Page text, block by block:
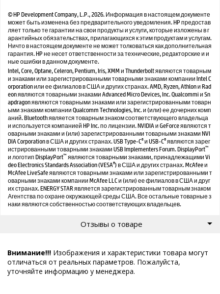
© HP Development Company, L.P., 2026. Информация в настоящем документе
может быть изменена без предварительного уведомления. HP предостав
ляет только те гарантии на свои продукты и услуги, которые изложены в г
арантийных обязательствах, прилагающихся к этим продуктам и услугам.
Ничто в настоящем документе не может толковаться как дополнительная
гарантия. HP не несет ответственности за технические, редакторские и и
ные ошибки в данном документе.
Intel, Core, Optane, Celeron, Pentium, Iris, XMM и Thunderbolt являются товарным
и знаками или зарегистрированными товарными знаками компании Intel C
orporation или ее филиалов в США и других странах. AMD, Ryzen, Athlon и Rad
eon являются товарными знаками Advanced Micro Devices, Inc. Qualcommi и Sn
apdragon являются товарными знаками или зарегистрированными товарн
ыми знаками компании Qualcomm Technologies, Inc. и (или) ее дочерних комп
аний. Bluetooth является товарным знаком соответствующего владельца
и используется компанией HP Inc. по лицензии. NVIDIA и GeForce являются т
оварными знаками и (или) зарегистрированными товарными знаками NVI
DIA Corporation в США и других странах. USB Type-C®и USB-C®являются зарег
истрированными товарными знаками USB Implementers Forum. DisplayPort™
и логотип DisplayPort™являются товарными знаками, принадлежащими Vi
deo Electronics Standards Association (VESA®) в США и других странах. McAfee и
McAfee LiveSafe являются товарными знаками или зарегистрированными т
оварными знаками компании McAfee LLC и (или) ее филиалов в США и друг
их странах. ENERGY STAR является зарегистрированным товарным знаком
Агентства по охране окружающей среды США. Все остальные товарные з
наки являются собственностью соответствующих владельцев.
Отзывы о товаре
Внимание!!! Изображения и характеристики товара могут
отличаться от реальных параметров. Пожалуйста,
уточняйте информацию у менеджера.